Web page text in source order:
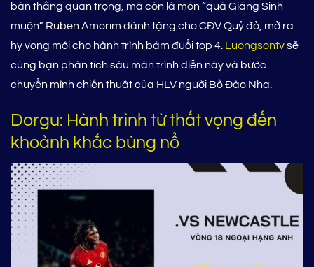
bàn thắng quan trọng, mà còn là món “quà Giáng Sinh
muộn” Ruben Amorim dành tặng cho CĐV Quỷ đỏ, mở ra
hy vọng mới cho hành trình bám đuổi top 4. Luongsontvsẽ
cùng bạn phân tích sâu màn trình diễn này và bước
chuyển mình chiến thuật của HLV người Bồ Đào Nha.
Dorgu: Hành trình từ thất vọng đến
khoảnh khắc bùng nổ